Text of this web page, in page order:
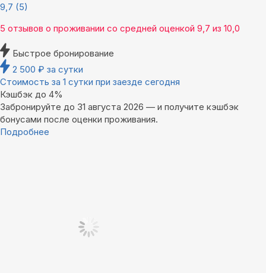
9,7 (5)
5 отзывов о проживании со средней оценкой 9,7 из 10,0
Быстрое бронирование
2 500 ₽ за сутки
Стоимость за 1 сутки при заезде сегодня
Кэшбэк до 4%
Забронируйте до 31 августа 2026 — и получите кэшбэк
бонусами после оценки проживания.
Подробнее